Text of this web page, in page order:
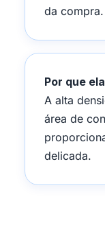
da compra.
Por que
A alta
área de
delicada.